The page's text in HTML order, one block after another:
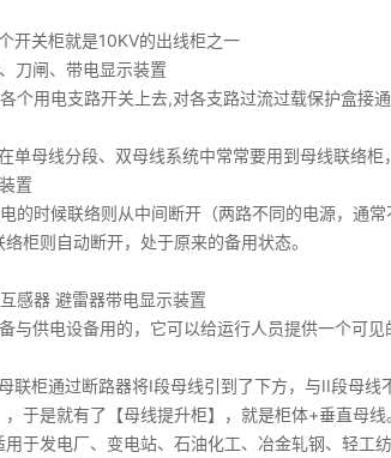
开关柜就是10KV的出线柜之一
刀闸、带电显示装置
个用电支路开关上去,对各支路过流过载保护盒接通
单母线分段、双母线系统中常常要用到母线联络
置
的时候联络则从中间断开（两路不同的电源，通
柜则自动断开，处于原来的备用状态。
感器 避雷器带电显示装置
与供电设备用的，它可以给运行人员提供一个可
联柜通过断路器将I段母线引到了下方，与II段母
于是就有了【母线提升柜】，就是柜体+垂直母线
于发电厂、变电站、石油化工、冶金轧钢、轻工